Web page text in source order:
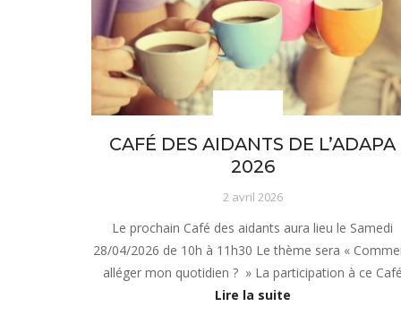
CAFÉ DES AIDANTS DE L’ADAPA
2026
2 avril 2026
Le prochain Café des aidants aura lieu le Samedi
28/04/2026 de 10h à 11h30 Le thème sera «
alléger mon quotidien ? » La participation à ce Café
Lire la suite